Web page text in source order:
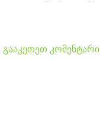
გააკეთეთ კომენტარი